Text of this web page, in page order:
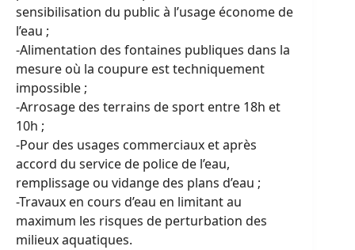
sensibilisation du public à l’usage économe de
l’eau ;
-Alimentation des fontaines publiques dans la
mesure où la coupure est techniquement
impossible ;
-Arrosage des terrains de sport entre 18h et
10h ;
-Pour des usages commerciaux et après
accord du service de police de l’eau,
remplissage ou vidange des plans d’eau ;
-Travaux en cours d’eau en limitant au
maximum les risques de perturbation des
milieux aquatiques.